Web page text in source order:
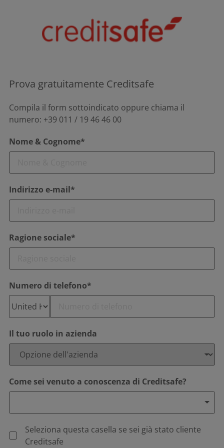
Prova gratuitamente Creditsafe
Compila il form sottoindicato oppure chiama il
numero: +39 011 / 19 46 46 00
Nome & Cognome*
Indirizzo e-mail*
Ragione sociale*
Numero di telefono*
Il tuo ruolo in azienda
Come sei venuto a conoscenza di Creditsafe?
Seleziona questa casella se sei già stato cliente
Creditsafe